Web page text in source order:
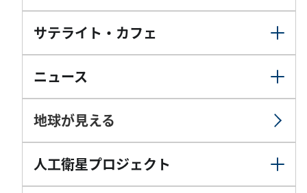
サテライト・カフェ
ニュース
地球が見える
人工衛星プロジェクト